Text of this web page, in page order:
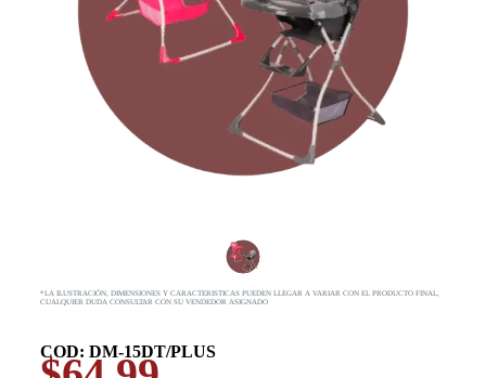
*LA ILUSTRACIÓN, DIMENSIONES Y CARACTERISTICAS PUEDEN LLEGAR A VARIAR CON EL PRODUCTO FINAL,
CUALQUIER DUDA CONSULTAR CON SU VENDEDOR ASIGNADO
COD: DM-15DT/PLUS